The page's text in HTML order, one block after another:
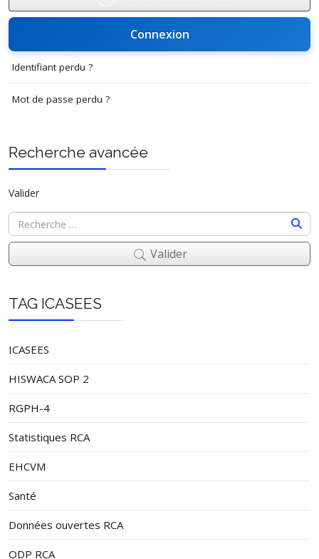
Connexion
Identifiant perdu ?
Mot de passe perdu ?
Recherche avancée
Valider
Valider
TAG ICASEES
ICASEES
HISWACA SOP 2
RGPH-4
Statistiques RCA
EHCVM
Santé
Données ouvertes RCA
ODP RCA